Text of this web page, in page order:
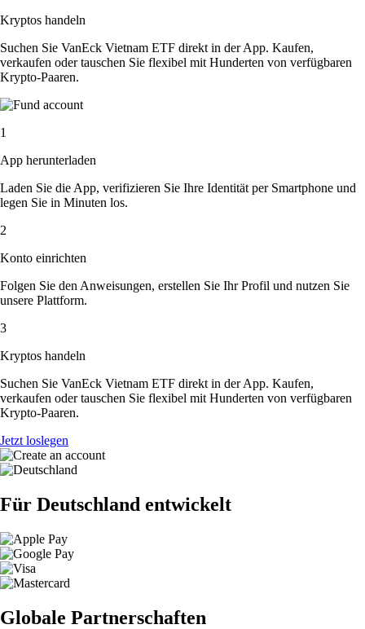
Kryptos handeln
Suchen Sie VanEck Vietnam ETF direkt in der App. Kaufen,
verkaufen oder tauschen Sie flexibel mit Hunderten von verfügbaren
Krypto-Paaren.
1
App herunterladen
Laden Sie die App, verifizieren Sie Ihre Identität per Smartphone und
legen Sie in Minuten los.
2
Konto einrichten
Folgen Sie den Anweisungen, erstellen Sie Ihr Profil und nutzen Sie
unsere Plattform.
3
Kryptos handeln
Suchen Sie VanEck Vietnam ETF direkt in der App. Kaufen,
verkaufen oder tauschen Sie flexibel mit Hunderten von verfügbaren
Krypto-Paaren.
Jetzt loslegen
Für Deutschland entwickelt
Globale Partnerschaften